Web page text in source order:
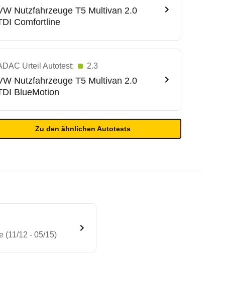
Nutzfahrzeuge T5 Multivan 2.0
Comfortline
Urteil Autotest: 2.3
Nutzfahrzeuge T5 Multivan 2.0
BlueMotion
Zu den ähnlichen Autotests
(11/12 - 05/15)